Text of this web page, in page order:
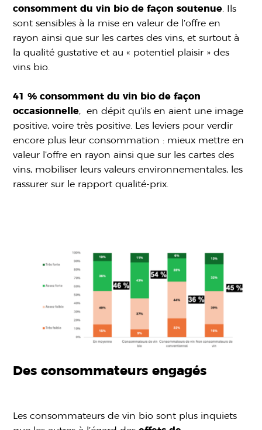
consomment du vin bio de façon soutenue. Ils
sont sensibles à la mise en valeur de l’offre en
rayon ainsi que sur les cartes des vins, et surtout à
la qualité gustative et au « potentiel plaisir » des
vins bio.
41 % consomment du vin bio de façon
occasionnelle, en dépit qu’ils en aient une image
positive, voire très positive. Les leviers pour verdir
encore plus leur consommation : mieux mettre en
valeur l’offre en rayon ainsi que sur les cartes des
vins, mobiliser leurs valeurs environnementales, les
rassurer sur le rapport qualité-prix.
Des consommateurs engagés
Les consommateurs de vin bio sont plus inquiets